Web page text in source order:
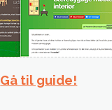
Gå til guide!